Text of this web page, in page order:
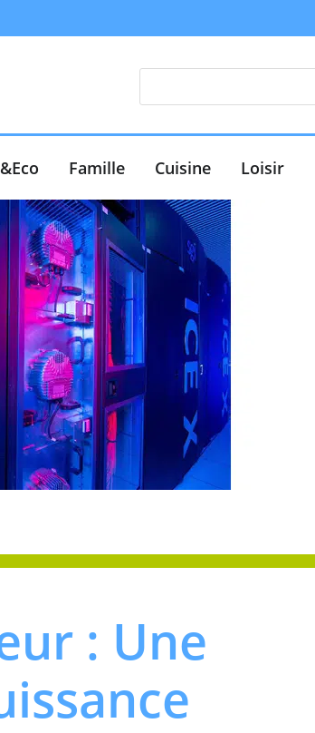
Famille Cuisine Loisir
: Une